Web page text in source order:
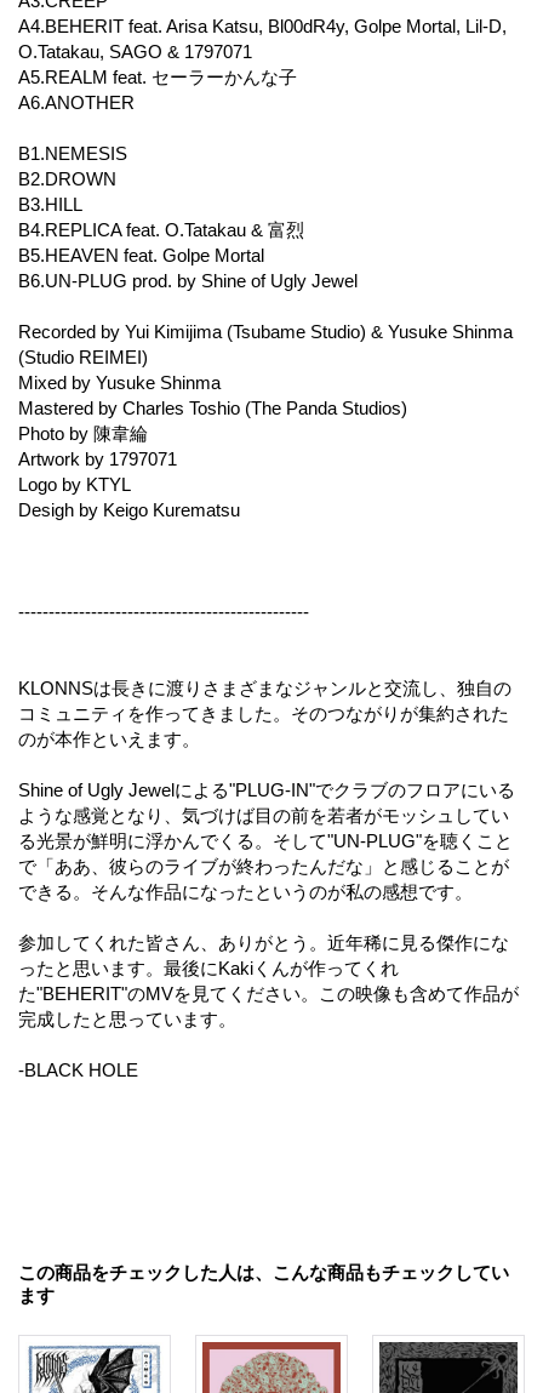
A4.BEHERIT feat. Arisa Katsu, Bl00dR4y, Golpe Mortal, Lil-D,
O.Tatakau, SAGO & 1797071
A5.REALM feat. セーラーかんな子
A6.ANOTHER
B1.NEMESIS
B2.DROWN
B3.HILL
B4.REPLICA feat. O.Tatakau & 富烈
B5.HEAVEN feat. Golpe Mortal
B6.UN-PLUG prod. by Shine of Ugly Jewel
Recorded by Yui Kimijima (Tsubame Studio) & Yusuke Shinma
(Studio REIMEI)
Mixed by Yusuke Shinma
Mastered by Charles Toshio (The Panda Studios)
Photo by 陳韋綸
Artwork by 1797071
Logo by KTYL
Desigh by Keigo Kurematsu
------------------------------------------------
KLONNSは長きに渡りさまざまなジャンルと交流し、独自の
コミュニティを作ってきました。そのつながりが集約された
のが本作といえます。
Shine of Ugly Jewelによる"PLUG-IN"でクラブのフロアにいる
ような感覚となり、気づけば目の前を若者がモッシュしてい
る光景が鮮明に浮かんでくる。そして"UN-PLUG"を聴くこと
で「ああ、彼らのライブが終わったんだな」と感じることが
できる。そんな作品になったというのが私の感想です。
参加してくれた皆さん、ありがとう。近年稀に見る傑作にな
ったと思います。最後にKakiくんが作ってくれ
た"BEHERIT"のMVを見てください。この映像も含めて作品が
完成したと思っています。
-BLACK HOLE
この商品をチェックした人は、こんな商品もチェックしてい
ます